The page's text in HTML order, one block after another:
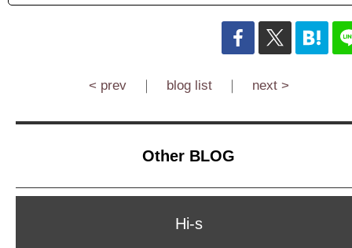
< prev｜ blog list｜ next >
Other BLOG
Hi-s